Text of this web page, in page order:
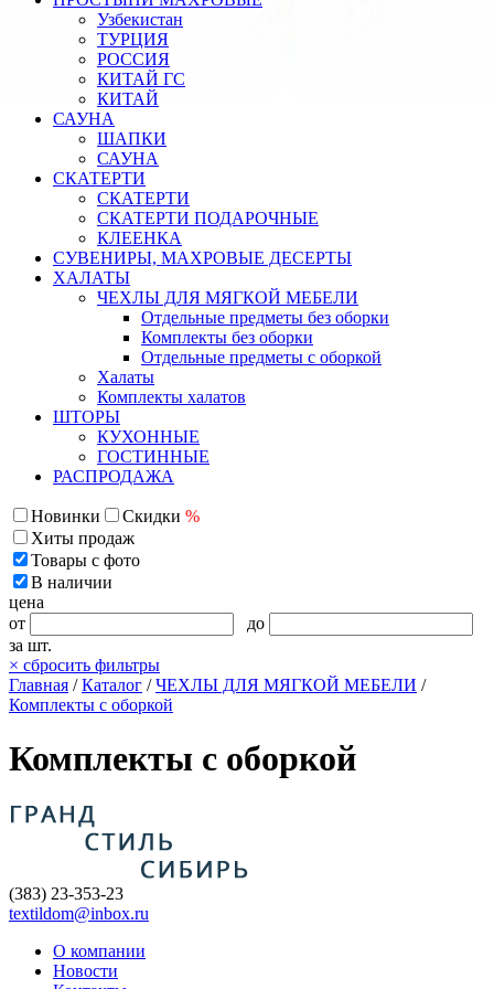
Узбекистан
ТУРЦИЯ
РОССИЯ
КИТАЙ ГС
КИТАЙ
САУНА
ШАПКИ
САУНА
СКАТЕРТИ
СКАТЕРТИ
СКАТЕРТИ ПОДАРОЧНЫЕ
КЛЕЕНКА
СУВЕНИРЫ, МАХРОВЫЕ ДЕСЕРТЫ
ХАЛАТЫ
ЧЕХЛЫ ДЛЯ МЯГКОЙ МЕБЕЛИ
Отдельные предметы без оборки
Комплекты без оборки
Отдельные предметы с оборкой
Халаты
Комплекты халатов
ШТОРЫ
КУХОННЫЕ
ГОСТИННЫЕ
РАСПРОДАЖА
Новинки Скидки %
Хиты продаж
Товары с фото
В наличии
цена
от
до
за шт.
× сбросить фильтры
Главная /Каталог /ЧЕХЛЫ ДЛЯ МЯГКОЙ МЕБЕЛИ /
Комплекты с оборкой
Комплекты с оборкой
(383) 23-353-23
textildom@inbox.ru
О компании
Новости